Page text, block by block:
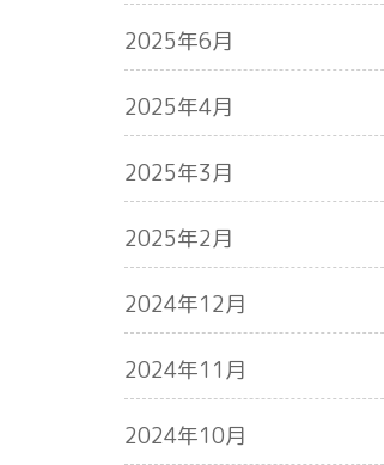
2025年6月
2025年4月
2025年3月
2025年2月
2024年12月
2024年11月
2024年10月